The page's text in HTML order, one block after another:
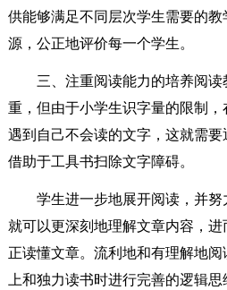
供能够满足不同层次学生需要的
源，公正地评价每一个学生。
三、注重阅读能力的培养阅
重，但由于小学生识字量的限制
遇到自己不会读的文字，这就需
借助于工具书扫除文字障碍。
学生进一步地展开阅读，并努
就可以更深刻地理解文章内容，
正读懂文章。流利地和有理解地
上和独力读书时进行完善的逻辑